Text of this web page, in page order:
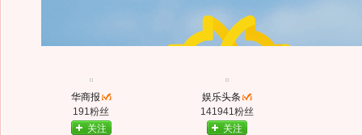
华商报
191粉丝
关注
娱乐头条
141941粉丝
关注